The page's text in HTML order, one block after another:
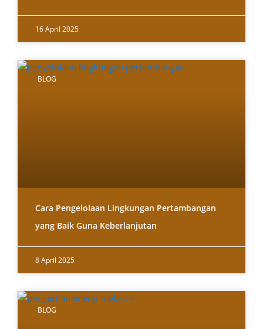
16 April 2025
BLOG
Cara Pengelolaan Lingkungan Pertambangan
yang Baik Guna Keberlanjutan
8 April 2025
BLOG